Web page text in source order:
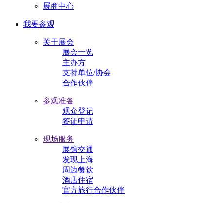
展商中心
我要参观
关于展会
展会一览
主办方
支持单位/协会
合作伙伴
参观准备
观众登记
签证申请
现场服务
展馆交通
发现上海
周边餐饮
酒店住宿
官方旅行合作伙伴